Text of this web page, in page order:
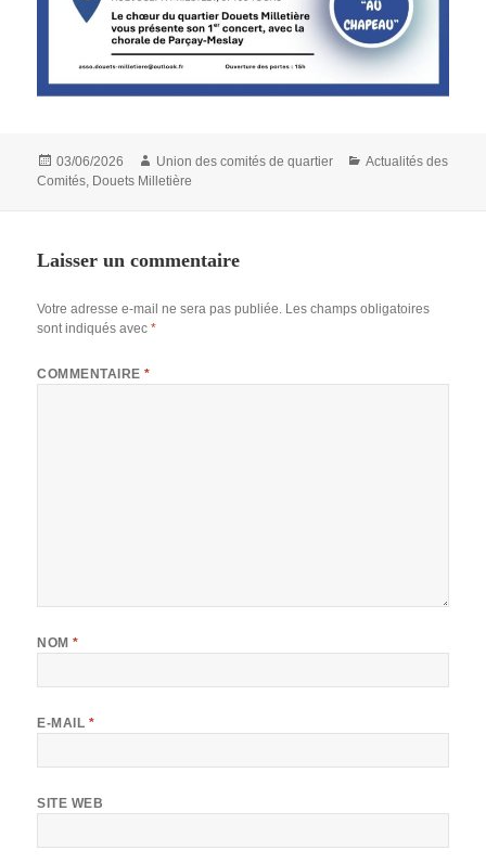
Publié
le
03/06/2026 Auteur
Union des comités de quartier Catégories
Actualités des
Comités, Douets Milletière
Laisser un commentaire
Votre adresse e-mail ne sera pas publiée. Les champs obligatoires
sont indiqués avec*
COMMENTAIRE*
NOM*
E-MAIL *
SITE WEB